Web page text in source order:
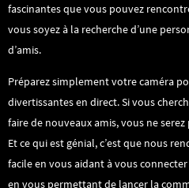
fascinantes que vous pouvez
vous soyez à la recherche d’une
d’amis.
Préparez simplement votre caméra
divertissantes en direct. Si vous
faire de nouveaux amis, vous ne
Et ce qui est génial, c’est que nous
facile en vous aidant à vous
en vous permettant de lancer la